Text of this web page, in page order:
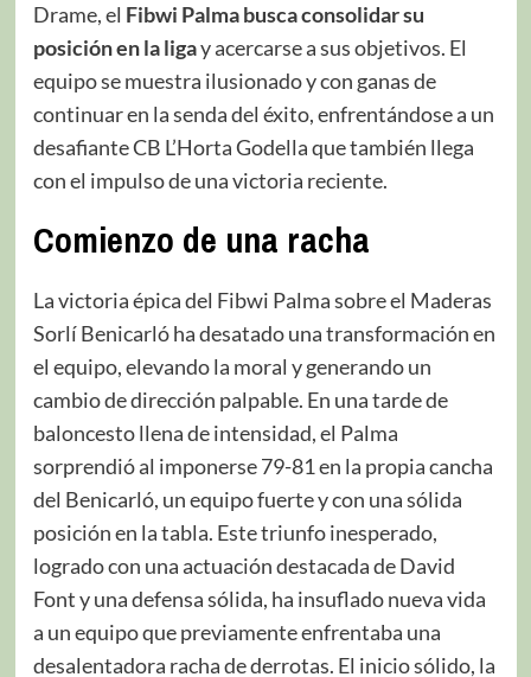
Drame, el Fibwi Palma busca consolidar su
posición en la ligay acercarse a sus objetivos. El
equipo se muestra ilusionado y con ganas de
continuar en la senda del éxito, enfrentándose a un
desafiante CB L’Horta Godella que también llega
con el impulso de una victoria reciente.
Comienzo de una racha
La victoria épica del Fibwi Palma sobre el Maderas
Sorlí Benicarló ha desatado una transformación en
el equipo, elevando la moral y generando un
cambio de dirección palpable. En una tarde de
baloncesto llena de intensidad, el Palma
sorprendió al imponerse 79-81 en la propia cancha
del Benicarló, un equipo fuerte y con una sólida
posición en la tabla. Este triunfo inesperado,
logrado con una actuación destacada de David
Font y una defensa sólida, ha insuflado nueva vida
a un equipo que previamente enfrentaba una
desalentadora racha de derrotas. El inicio sólido, la